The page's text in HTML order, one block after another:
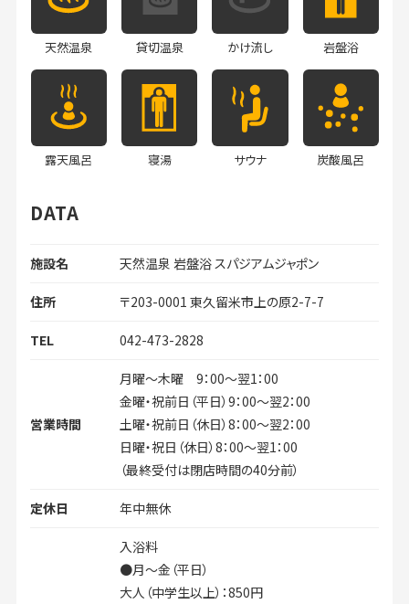
天然温泉 貸切温泉 かけ流し 岩盤浴
露天風呂 寝湯 サウナ 炭酸風呂
DATA
施設名 天然温泉 岩盤浴 スパジアムジャポン
住所 〒203-0001 東久留米市上の原2-7-7
TEL 042-473-2828
営業時間
月曜～木曜 9：00～翌1：00
金曜・祝前日（平日）9：00～翌2：00
土曜・祝前日（休日）8：00～翌2：00
日曜・祝日（休日）8：00～翌1：00
（最終受付は閉店時間の40分前）
定休日 年中無休
入浴料
●月～金（平日）
大人（中学生以上）：850円